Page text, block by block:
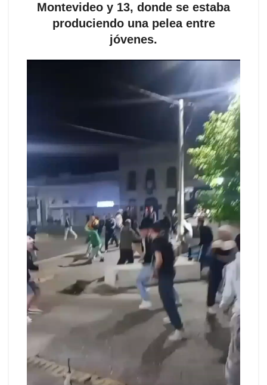
Montevideo y 13, donde se estaba
produciendo una pelea entre
jóvenes.